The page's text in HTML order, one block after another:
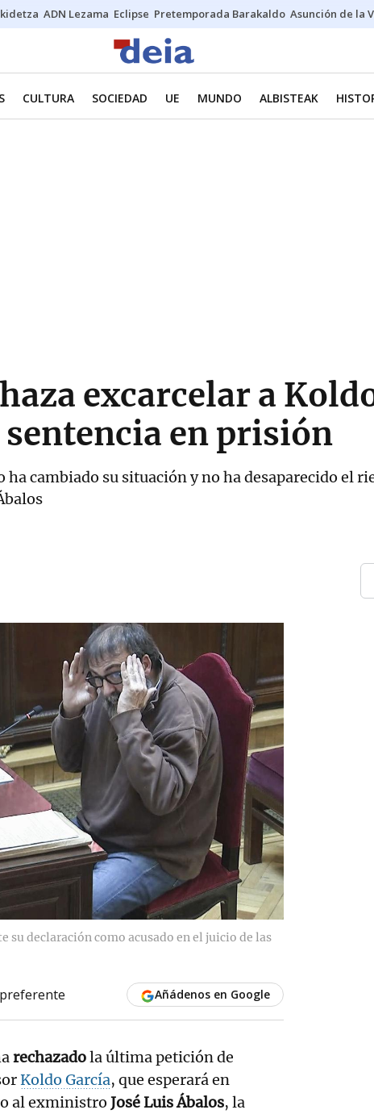
ADN Lezama Eclipse Pretemporada Barakaldo Asunción de la
CULTURA SOCIEDAD UE MUNDO ALBISTEAK
excarcelar a
sentencia en prisión
cambiado su situación y no ha desaparecido el
declaración como acusado en el juicio de las
Añádenos en Google
rechazadola última petición de
Koldo García, que esperará en
al exministro José Luis Ábalos, la